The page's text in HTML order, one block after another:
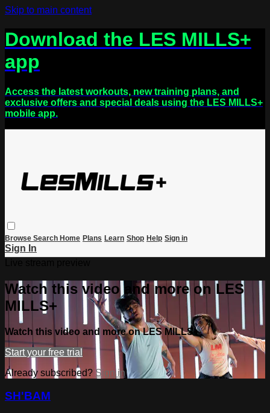
Skip to main content
Download the LES MILLS+
app
Access the latest workouts, new training plans, and
exclusive offers and special deals using the LES MILLS+
mobile app.
Browse Search Home Plans Learn Shop Help Sign in
Sign In
Watch this video and more on LES
MILLS+
Watch this video and more on LES MILLS+
Start your free trial
Already subscribed? Sign in
SH'BAM